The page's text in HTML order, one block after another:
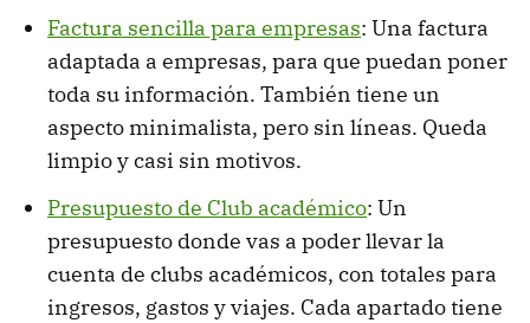
Factura sencilla para empresas: Una factura
adaptada a empresas, para que puedan poner
toda su información. También tiene un
aspecto minimalista, pero sin líneas. Queda
limpio y casi sin motivos.
Presupuesto de Club académico: Un
presupuesto donde vas a poder llevar la
cuenta de clubs académicos, con totales para
ingresos, gastos y viajes. Cada apartado tiene